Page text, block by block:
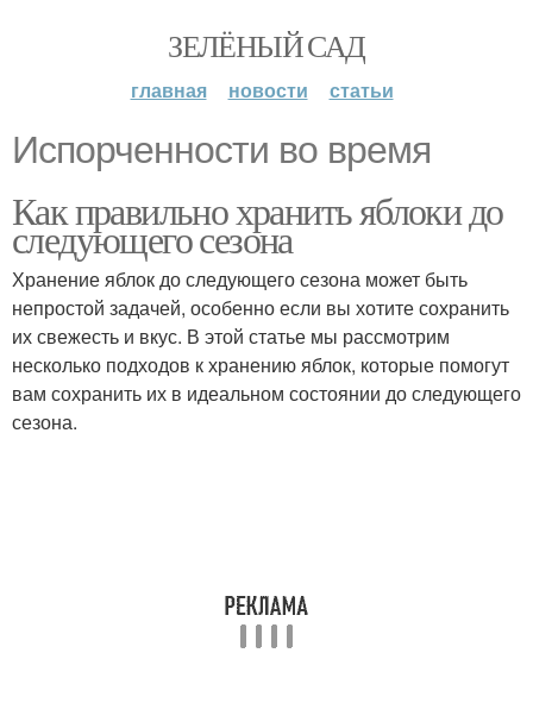
ЗЕЛЁНЫЙ САД
главная новости статьи
Испорченности во время
Как правильно хранить яблоки до
следующего сезона
Хранение яблок до следующего сезона может быть
непростой задачей, особенно если вы хотите сохранить
их свежесть и вкус. В этой статье мы рассмотрим
несколько подходов к хранению яблок, которые помогут
вам сохранить их в идеальном состоянии до следующего
сезона.